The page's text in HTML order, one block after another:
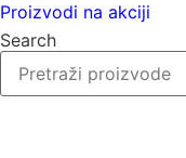
Proizvodi na akciji
Search